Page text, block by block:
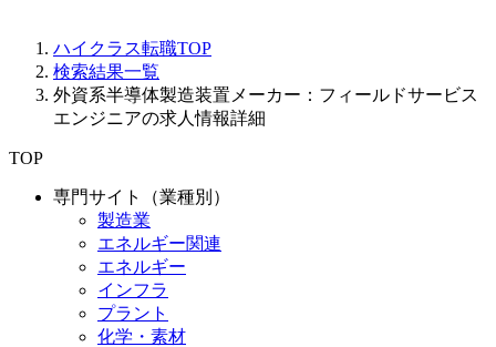
ハイクラス転職TOP
検索結果一覧
外資系半導体製造装置メーカー：フィールドサービス
エンジニアの求人情報詳細
TOP
専門サイト（業種別）
製造業
エネルギー関連
エネルギー
インフラ
プラント
化学・素材